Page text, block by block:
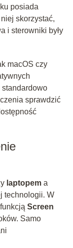
posiada
skorzystać,
i sterowniki były
macOS czy
sprawdzić
laptopema
technologii. W
Screen
Samo